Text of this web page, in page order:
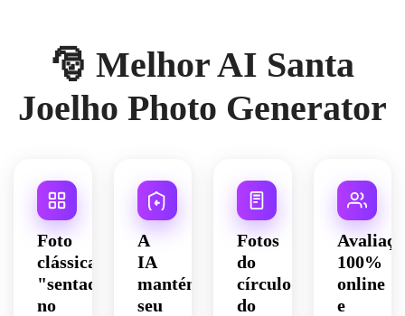
🎅 Melhor AI Santa
Joelho Photo Generator
Foto
clássica
"sentada
no
A
IA
mantém
seu
Fotos
do
círculo
do
100%
online
e